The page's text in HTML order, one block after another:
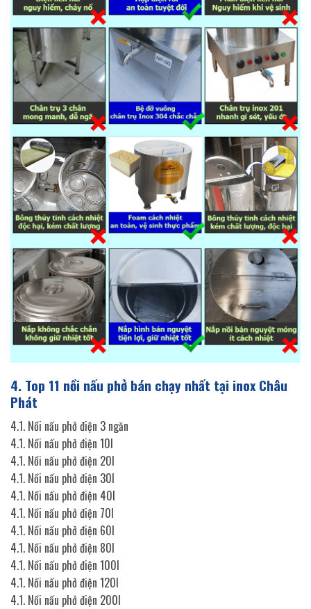
4. Top 11 nồi nấu phở bán chạy nhất tại inox Châu
Phát
4.1. Nồi nấu phở điện 3 ngăn
4.1. Nồi nấu phở điện 10l
4.1. Nồi nấu phở điện 20l
4.1. Nồi nấu phở điện 30l
4.1. Nồi nấu phở điện 40l
4.1. Nồi nấu phở điện 70l
4.1. Nồi nấu phở điện 60l
4.1. Nồi nấu phở điện 80l
4.1. Nồi nấu phở điện 100l
4.1. Nồi nấu phở điện 120l
4.1. Nồi nấu phở điện 200l